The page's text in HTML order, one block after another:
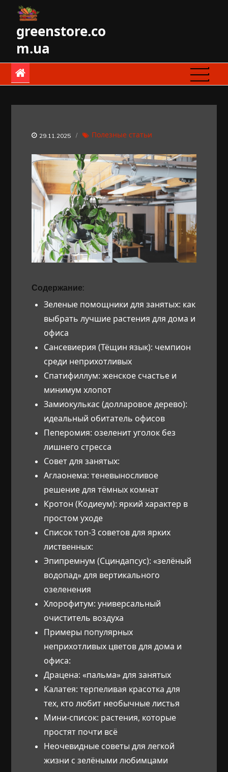
contentgreenstore.co
m.ua
29.11.2025 Полезные статьи
Содержание:
Зеленые помощники для занятых: как
выбрать лучшие растения для дома и
офиса
Сансевиерия (Тёщин язык): чемпион
среди неприхотливых
Спатифиллум: женское счастье и
минимум хлопот
Замиокулькас (долларовое дерево):
идеальный обитатель офисов
Пеперомия: озеленит уголок без
лишнего стресса
Совет для занятых:
Аглаонема: теневыносливое
решение для тёмных комнат
Кротон (Кодиеум): яркий характер в
простом уходе
Список топ-3 советов для ярких
лиственных:
Эпипремнум (Сциндапсус): «зелёный
водопад» для вертикального
озеленения
Хлорофитум: универсальный
очиститель воздуха
Примеры популярных
неприхотливых цветов для дома и
офиса:
Драцена: «пальма» для занятых
Калатея: терпеливая красотка для
тех, кто любит необычные листья
Мини-список: растения, которые
простят почти всё
Неочевидные советы для легкой
жизни с зелёными любимцами